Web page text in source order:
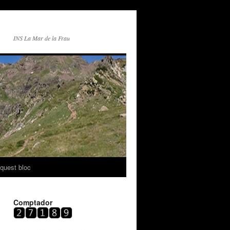
INS La Mar de la Frau
bloc
Comptador